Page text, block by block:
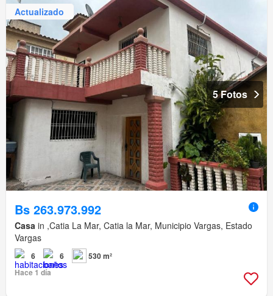
Actualizado
5 Fotos
Bs 263.973.992
Casa in ,Catia La Mar, Catia la Mar, Municipio Vargas, Estado
Vargas
6 6
530 m²
Hace 1 día